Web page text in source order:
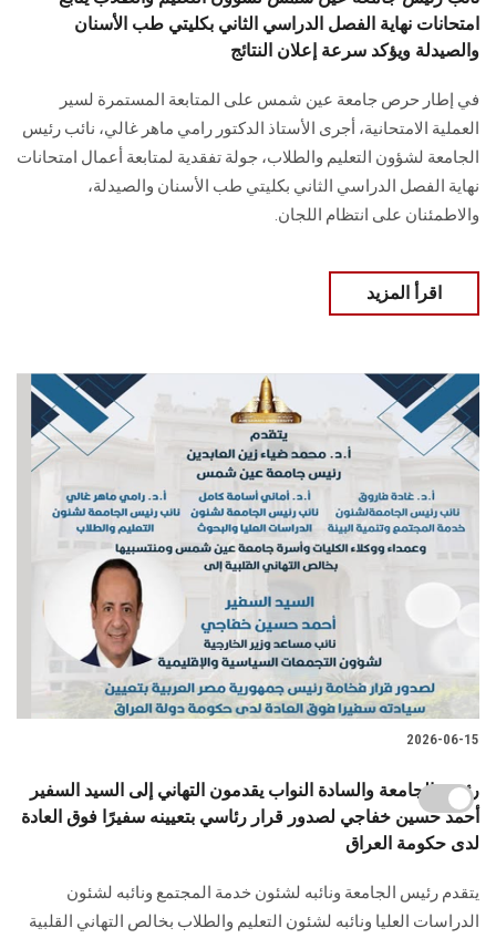
امتحانات نهاية الفصل الدراسي الثاني بكليتي طب الأسنان
والصيدلة ويؤكد سرعة إعلان النتائج
في إطار حرص جامعة عين شمس على المتابعة المستمرة لسير
العملية الامتحانية، أجرى الأستاذ الدكتور رامي ماهر غالي، نائب رئيس
الجامعة لشؤون التعليم والطلاب، جولة تفقدية لمتابعة أعمال امتحانات
نهاية الفصل الدراسي الثاني بكليتي طب الأسنان والصيدلة،
والاطمئنان على انتظام اللجان.
اقرأ المزيد
2026-06-15
رئيس الجامعة والسادة النواب يقدمون التهاني إلى السيد السفير
أحمد حسين خفاجي لصدور قرار رئاسي بتعيينه سفيرًا فوق العادة
لدى حكومة العراق
يتقدم رئيس الجامعة ونائبه لشئون خدمة المجتمع ونائبه لشئون
الدراسات العليا ونائبه لشئون التعليم والطلاب بخالص التهاني القلبية